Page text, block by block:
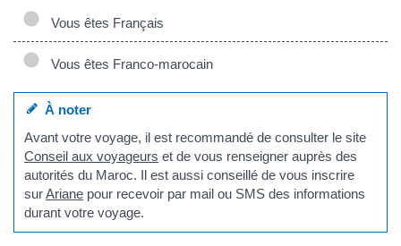
Vous êtes Français
Vous êtes Franco-marocain
À noter
Avant votre voyage, il est recommandé de consulter le site
Conseil aux voyageurs et de vous renseigner auprès des
autorités du Maroc. Il est aussi conseillé de vous inscrire
surAriane pour recevoir par mail ou SMS des informations
durant votre voyage.